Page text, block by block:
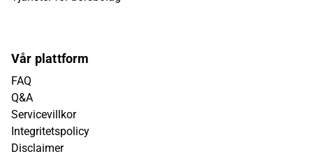
Vår plattform
FAQ
Q&A
Servicevillkor
Integritetspolicy
Disclaimer